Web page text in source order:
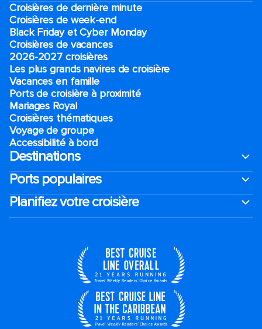
Croisières de dernière minute
Croisières de week-end
Black Friday et Cyber Monday
Croisières de vacances
2026-2027 croisières
Les plus grands navires de croisière
Vacances en famille
Ports de croisière à proximité
Mariages Royal
Croisières thématiques
Voyage de groupe​
Accessibilité à bord​
Destinations
Ports populaires
Planifiez votre croisière